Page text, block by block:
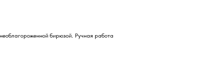
бирюзой. Ручная работа